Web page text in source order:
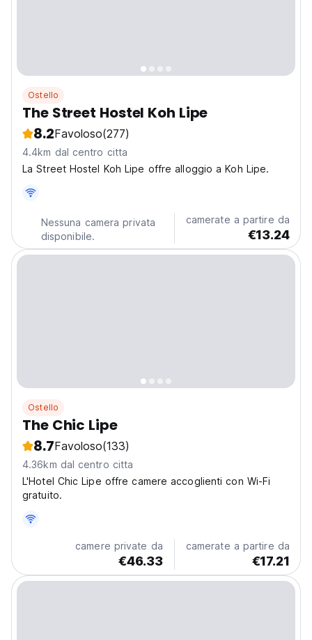
Ostello
The Street Hostel Koh Lipe
8.2Favoloso(277)
4.4km dal centro citta
La Street Hostel Koh Lipe offre alloggio a Koh Lipe.
Nessuna camera privata
disponibile.
camerate a partire da
€13.24
Ostello
The Chic Lipe
8.7Favoloso(133)
4.36km dal centro citta
L'Hotel Chic Lipe offre camere accoglienti con Wi-Fi
gratuito.
camere private da
€46.33
camerate a partire da
€17.21